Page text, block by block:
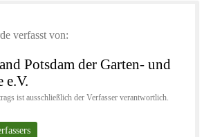
verfasst von:
Potsdam der Garten- und
e.V.
ist ausschließlich der Verfasser verantwortlich.